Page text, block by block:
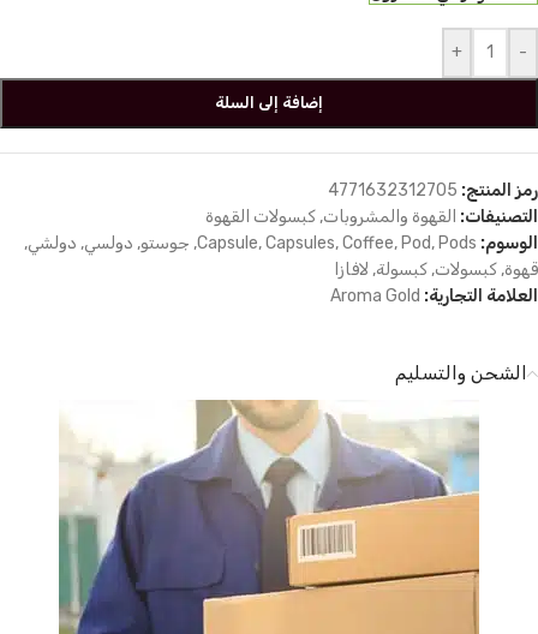
-
+
إضافة إلى السلة
رمز المنتج: 4771632312705
التصنيفات: القهوة والمشروبات, كبسولات القهوة
الوسوم:
Capsule,Capsules,Coffee, Pod, Pods
, جوستو, دولسي, دولشي,
قهوة, كبسولات, كبسولة, لافازا
العلامة التجارية: Aroma Gold
الشحن والتسليم